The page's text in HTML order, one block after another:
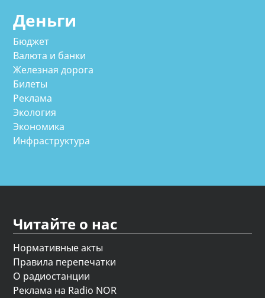
Деньги
Бюджет
Валюта и банки
Железная дорога
Билеты
Реклама
Экология
Экономика
Инфраструктура
Читайте о нас
Нормативные акты
Правила перепечатки
О радиостанции
Реклама на Radio NOR